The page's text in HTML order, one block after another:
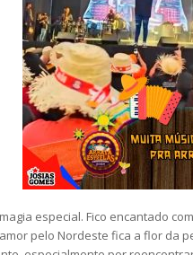
especial. Fico encantado
pelo Nordeste fica a flor da